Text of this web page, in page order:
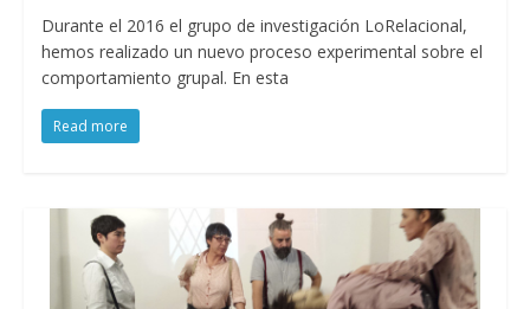
Durante el 2016 el grupo de investigación LoRelacional,
hemos realizado un nuevo proceso experimental sobre el
comportamiento grupal. En esta
Read more